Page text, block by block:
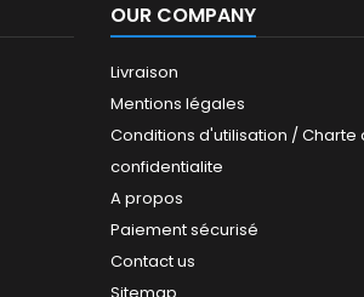
OUR COMPANY
Livraison
Mentions légales
Conditions d'utilisation / Charte
confidentialite
A propos
Paiement sécurisé
Contact us